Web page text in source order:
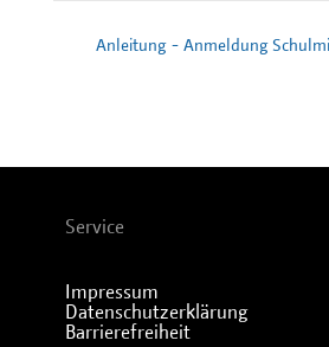
Anleitung - Anmeldung
Service
Impressum
Datenschutzerklärung
Barrierefreiheit